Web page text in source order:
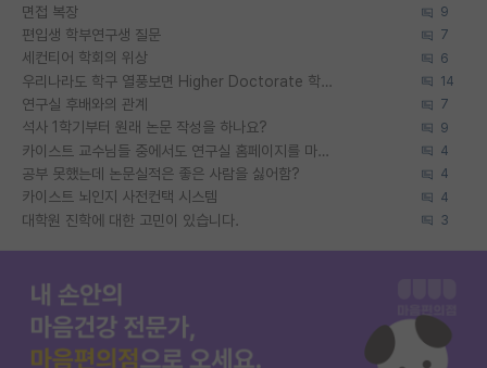
면접 복장 9
편입생 학부연구생 질문 7
세컨티어 학회의 위상 6
우리나라도 학구 열풍보면 Higher Doctorate 학위가 필요하다고 봅니다. 14
연구실 후배와의 관계 7
석사 1학기부터 원래 논문 작성을 하나요? 9
카이스트 교수님들 중에서도 연구실 홈페이지를 마련 안 하신 분들이 계시던데 4
공부 못했는데 논문실적은 좋은 사람을 싫어함? 4
카이스트 뇌인지 사전컨택 시스템 4
대학원 진학에 대한 고민이 있습니다. 3